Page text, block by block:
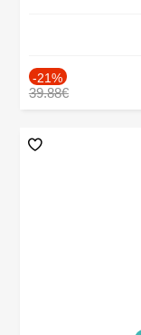
-21%
39.88€